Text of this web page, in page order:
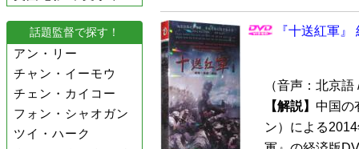
話題監督で探す！
アン・リー
チャン・イーモウ
チェン・カイコー
フォン・シャオガン
ツイ・ハーク
『十送紅軍
（音声：北京
【解説】 中国の
ン）による